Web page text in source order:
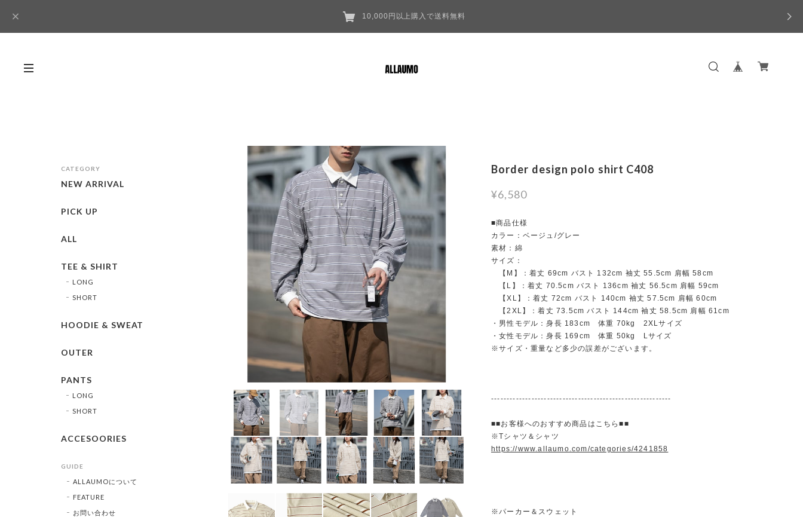
10,000円以上購入で送料無料
Border design polo shirt C408
¥6,580
■商品仕様
カラー：ベージュ/グレー
素材：綿
サイズ：
【M】：着丈 69cm バスト 132cm 袖丈 55.5cm 肩幅 58cm
【L】：着丈 70.5cm バスト 136cm 袖丈 56.5cm 肩幅 59cm
【XL】：着丈 72cm バスト 140cm 袖丈 57.5cm 肩幅 60cm
【2XL】：着丈 73.5cm バスト 144cm 袖丈 58.5cm 肩幅 61cm
・男性モデル：身長 183cm 体重 70kg 2XLサイズ
・女性モデル：身長 169cm 体重 50kg Lサイズ
※サイズ・重量など多少の誤差がございます。
----------------------------------------------------------
■■お客様へのおすすめ商品はこちら■■
※Tシャツ＆シャツ
https://www.allaumo.com/categories/4241858
※パーカー＆スウェット
CATEGORY
NEW ARRIVAL
PICK UP
ALL
TEE & SHIRT
LONG
SHORT
HOODIE & SWEAT
OUTER
PANTS
LONG
SHORT
ACCESOORIES
GUIDE
ALLAUMOについて
FEATURE
お問い合わせ